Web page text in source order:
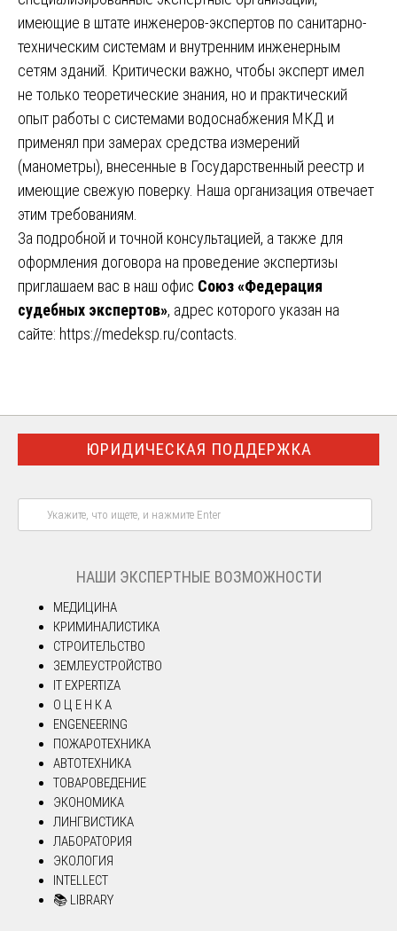
имеющие в штате инженеров-экспертов по санитарно-
техническим системам и внутренним инженерным
сетям зданий. Критически важно, чтобы эксперт имел
не только теоретические знания, но и практический
опыт работы с системами водоснабжения МКД и
применял при замерах средства измерений
(манометры), внесенные в Государственный реестр и
имеющие свежую поверку. Наша организация отвечает
этим требованиям.
За подробной и точной консультацией, а также для
оформления договора на проведение экспертизы
приглашаем вас в наш офис Союз «Федерация
судебных экспертов», адрес которого указан на
сайте: https://medeksp.ru/contacts
ЮРИДИЧЕСКАЯ ПОДДЕРЖКА
НАШИ ЭКСПЕРТНЫЕ ВОЗМОЖНОСТИ
МЕДИЦИНА
КРИМИНАЛИСТИКА
СТРОИТЕЛЬСТВО
ЗЕМЛЕУСТРОЙСТВО
IT EXPERTIZA
О Ц Е Н К А
ENGENEERING
ПОЖАРОТЕХНИКА
АВТОТЕХНИКА
ТОВАРОВЕДЕНИЕ
ЭКОНОМИКА
ЛИНГВИСТИКА
ЛАБОРАТОРИЯ
ЭКОЛОГИЯ
INTELLECT
📚 LIBRARY